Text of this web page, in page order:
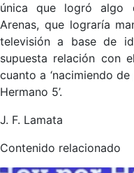
única que logró algo
Arenas, que lograría
televisión a base de
supuesta relación con
cuanto a ‘nacimiendo de
Hermano 5’.
J. F. Lamata
Contenido relacionado